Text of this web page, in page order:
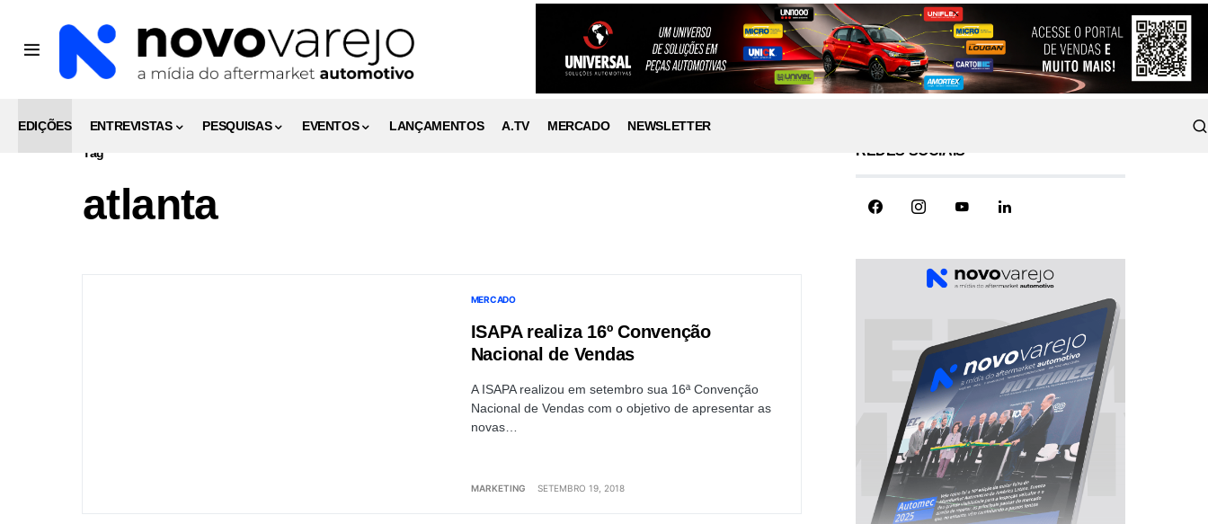
EDIÇÕES ENTREVISTAS PESQUISAS EVENTOS LANÇAMENTOS A.TV MERCADO
NEWSLETTER
Tag
atlanta
MERCADO
ISAPA realiza 16º Convenção
Nacional de Vendas
A ISAPA realizou em setembro sua 16ª Convenção
Nacional de Vendas com o objetivo de apresentar as
novas…
MARKETING SETEMBRO 19, 2018
REDES SOCIAIS